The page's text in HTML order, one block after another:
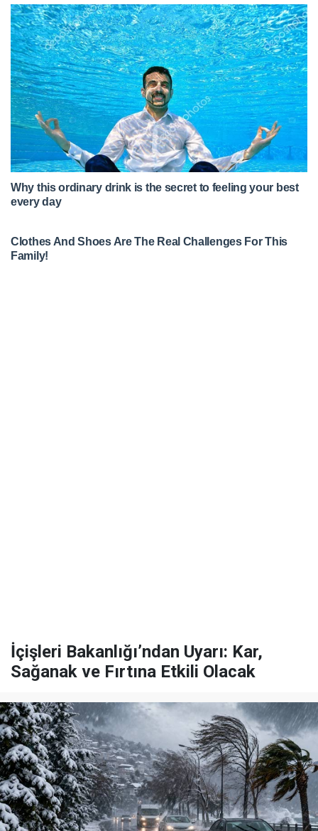
İçişleri Bakanlığı’ndan Uyarı: Kar,
Sağanak ve Fırtına Etkili Olacak